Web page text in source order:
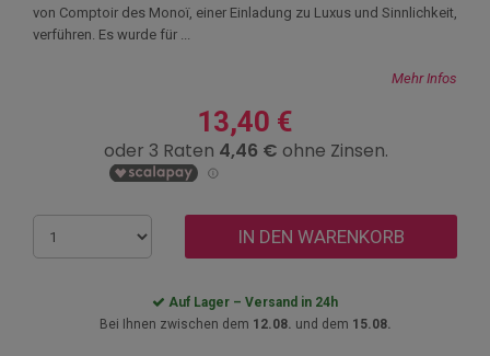
von Comptoir des Monoï, einer Einladung zu Luxus und Sinnlichkeit,
verführen. Es wurde für ...
Mehr Infos
13,40 €
IN DEN WARENKORB
Auf Lager – Versand in 24h
Bei Ihnen zwischen dem 12.08. und dem 15.08.